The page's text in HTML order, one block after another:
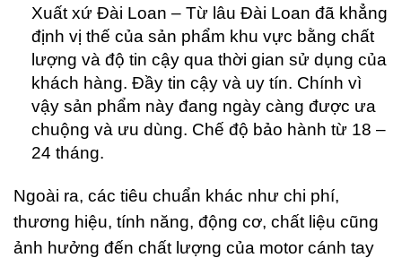
Xuất xứ Đài Loan – Từ lâu Đài Loan đã khẳng
định vị thế của sản phẩm khu vực bằng chất
lượng và độ tin cậy qua thời gian sử dụng của
khách hàng. Đầy tin cậy và uy tín. Chính vì
vậy sản phẩm này đang ngày càng được ưa
chuộng và ưu dùng. Chế độ bảo hành từ 18 –
24 tháng.
Ngoài ra, các tiêu chuẩn khác như chi phí,
thương hiệu, tính năng, động cơ, chất liệu cũng
ảnh hưởng đến chất lượng của motor cánh tay